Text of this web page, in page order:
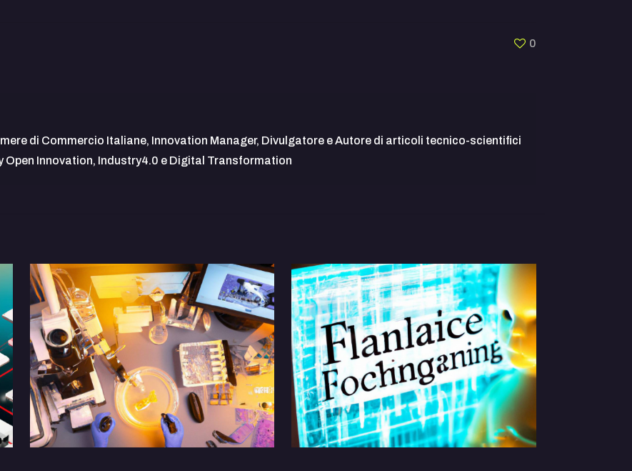
0
di Commercio Italiane, Innovation Manager, Divulgatore e Autore di articoli tecnico-scientifici
Open Innovation, Industry4.0 e Digital Transformation